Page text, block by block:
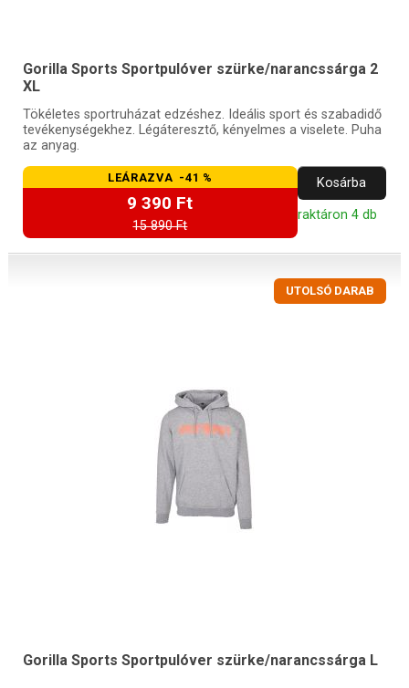
Gorilla Sports Sportpulóver szürke/narancssárga 2
XL
Tökéletes sportruházat edzéshez. Ideális sport és szabadidő
tevékenységekhez. Légáteresztő, kényelmes a viselete. Puha
az anyag.
LEÁRAZVA -41 %
9 390 Ft
15 890 Ft
Kosárba
raktáron 4 db
UTOLSÓ DARAB
Gorilla Sports Sportpulóver szürke/narancssárga L